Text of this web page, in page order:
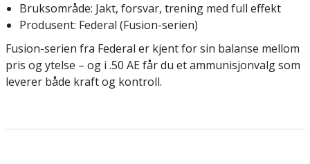
Bruksområde: Jakt, forsvar, trening med full effekt
Produsent: Federal (Fusion-serien)
Fusion-serien fra Federal er kjent for sin balanse mellom
pris og ytelse – og i .50 AE får du et ammunisjonvalg som
leverer både kraft og kontroll.